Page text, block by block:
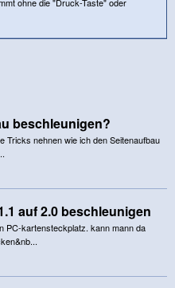
beschleunigen?
Tricks nehnen wie ich den Seitenaufbau
auf 2.0 beschleunigen
PC-kartensteckplatz. kann mann da